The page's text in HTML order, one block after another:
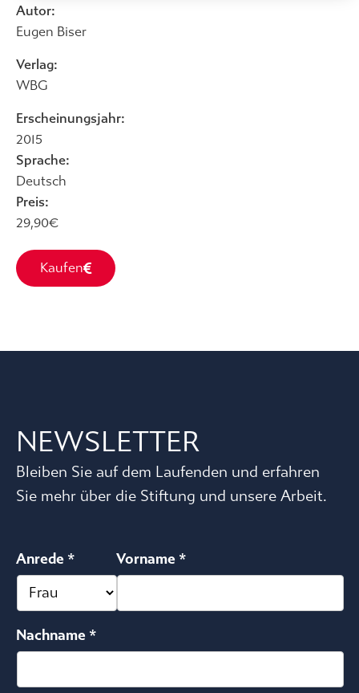
Autor:
Eugen Biser
Verlag:
WBG
Erscheinungsjahr:
2015
Sprache:
Deutsch
Preis:
29,90€
Kaufen
NEWSLETTER
Bleiben Sie auf dem Laufenden und erfahren
Sie mehr über die Stiftung und unsere Arbeit.
Anrede * Vorname *
Nachname *